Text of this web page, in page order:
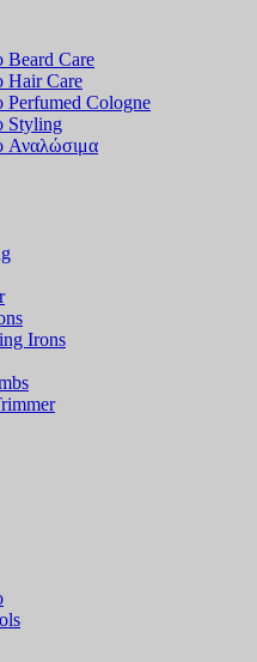
Beard Care
Hair Care
Perfumed Cologne
Styling
Αναλώσιμα
Irons